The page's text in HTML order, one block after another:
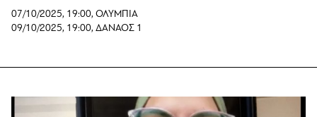
07/10/2025, 19:00, ΟΛΥΜΠΙΑ
09/10/2025, 19:00, ΔΑΝΑΟΣ 1